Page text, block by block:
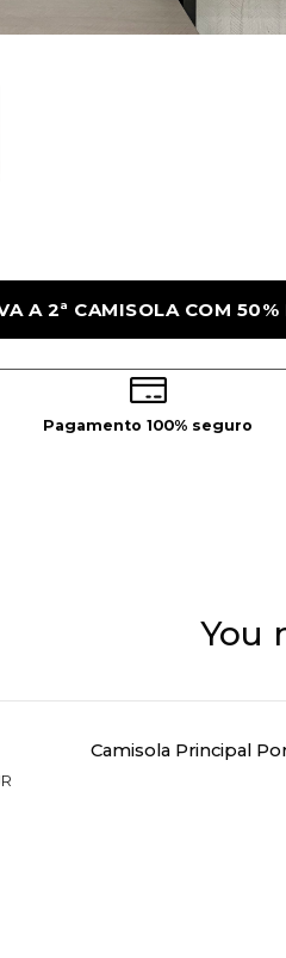
LEVA A 2ª
Pagamento 100% seguro
You
Camisola Principal